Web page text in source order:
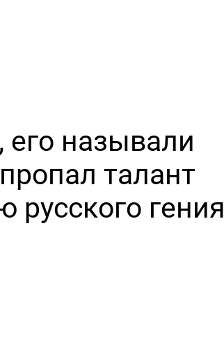
его называли
талант
русского гения